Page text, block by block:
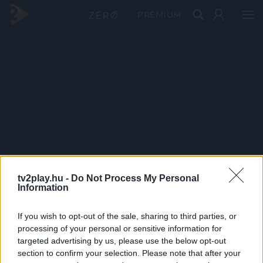
tv2play.hu - Do Not Process My Personal
Information
If you wish to opt-out of the sale, sharing to third parties, or
processing of your personal or sensitive information for
targeted advertising by us, please use the below opt-out
section to confirm your selection. Please note that after your